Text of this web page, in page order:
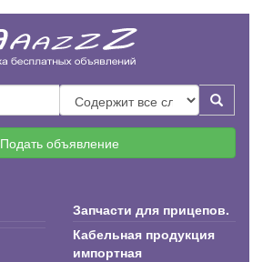
Подать объявление
Запчасти для прицепов.
Кабельная продукция
импортная